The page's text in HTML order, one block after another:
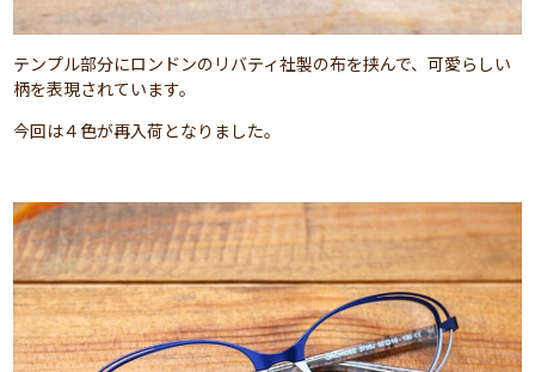
テンプル部分にロンドンのリバティ社製の布を挟んで、可愛らしい
柄を表現されています。
今回は４色が再入荷となりました。